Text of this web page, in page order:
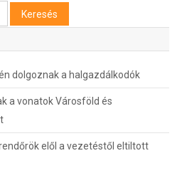
dolgoznak a halgazdálkodók
a vonatok Városföld és
elől a vezetéstől eltiltott